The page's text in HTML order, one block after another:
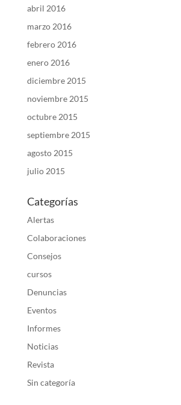
abril 2016
marzo 2016
febrero 2016
enero 2016
diciembre 2015
noviembre 2015
octubre 2015
septiembre 2015
agosto 2015
julio 2015
Categorías
Alertas
Colaboraciones
Consejos
cursos
Denuncias
Eventos
Informes
Noticias
Revista
Sin categoría